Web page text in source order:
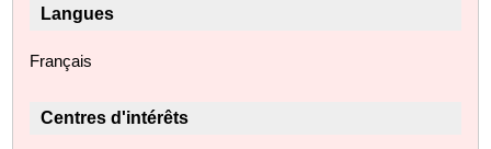
Langues
Français
Centres d'intérêts